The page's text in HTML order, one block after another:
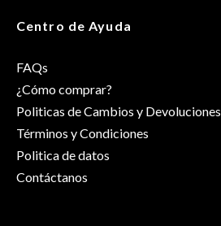
Centro de Ayuda
FAQs
¿Cómo comprar?
Politicas de Cambios y Devoluciones
Términos y Condiciones
Politica de datos
Contáctanos